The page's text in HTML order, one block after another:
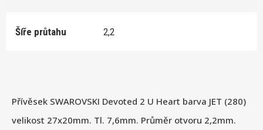
Přívěsek SWAROVSKI Devoted 2 U Heart barva JET (280)
velikost 27x20mm. Tl. 7,6mm. Průměr otvoru 2,2mm.
Šíře průtahu 2,2